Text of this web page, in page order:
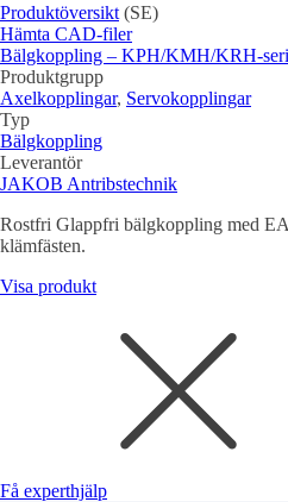
Produktöversikt (SE)
Hämta CAD-filer
Bälgkoppling – KPH/KMH/KRH-
Produktgrupp
Axelkopplingar, Servokopplingar
Typ
Bälgkoppling
Leverantör
JAKOB Antribstechnik
Rostfri Glappfri bälgkoppling med
klämfästen.
Visa produkt
Få experthjälp